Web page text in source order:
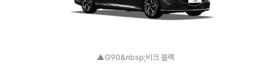
▲G90&nbsp;비크 블랙